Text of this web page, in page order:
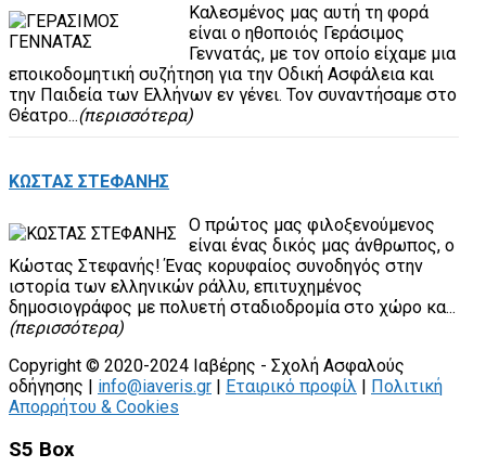
Καλεσμένος μας αυτή τη φορά
είναι ο ηθοποιός Γεράσιμος
Γεννατάς, με τον οποίο είχαμε μια
εποικοδομητική συζήτηση για την Οδική Ασφάλεια και
την Παιδεία των Ελλήνων εν γένει. Τον συναντήσαμε στο
Θέατρο...(περισσότερα)
ΚΩΣΤΑΣ ΣΤΕΦΑΝΗΣ
Ο πρώτος μας φιλοξενούμενος
είναι ένας δικός μας άνθρωπος, ο
Κώστας Στεφανής! Ένας κορυφαίος συνοδηγός στην
ιστορία των ελληνικών ράλλυ, επιτυχημένος
δημοσιογράφος με πολυετή σταδιοδρομία στο χώρο κα...
(περισσότερα)
Copyright © 2020-2024 Ιαβέρης - Σχολή Ασφαλούς
οδήγησης | info@iaveris.gr Εταιρικό προφίλ
Πολιτική
Απορρήτου & Cookies
S5 Box